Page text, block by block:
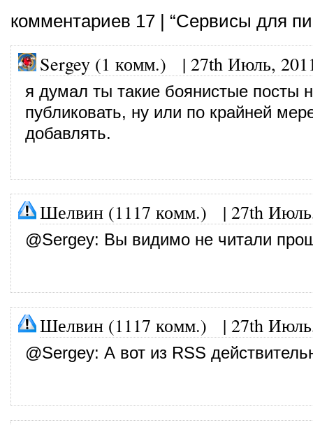
комментариев 17 | “Сервисы для
Sergey (1 комм.) | 27th Июль,
я думал ты такие боянистые посты
публиковать, ну или по крайней
добавлять.
Шелвин (1117 комм.) | 27th
@Sergey: Вы видимо не читали
Шелвин (1117 комм.) | 27th
@Sergey: А вот из RSS